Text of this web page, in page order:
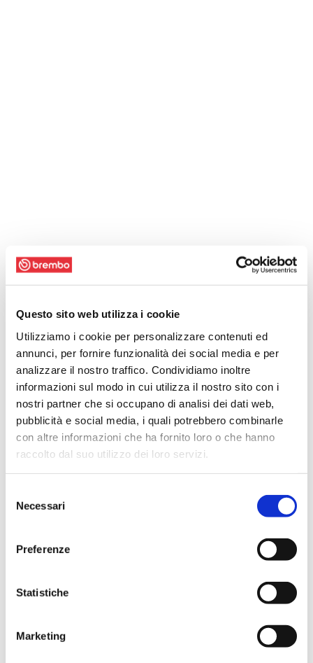
Questo sito web utilizza i cookie
Utilizziamo i cookie per personalizzare contenuti ed
annunci, per fornire funzionalità dei social media e per
analizzare il nostro traffico. Condividiamo inoltre
informazioni sul modo in cui utilizza il nostro sito con i
nostri partner che si occupano di analisi dei dati web,
pubblicità e social media, i quali potrebbero combinarle
con altre informazioni che ha fornito loro o che hanno
raccolto dal suo utilizzo dei loro servizi.
delNecessari
Preferenze
Statistiche
Marketing